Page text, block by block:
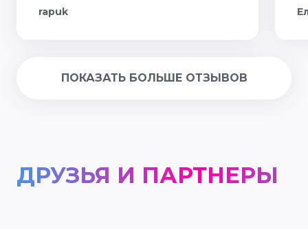
rapuk
ПОКАЗАТЬ БОЛЬШЕ ОТЗЫВОВ
ДРУЗЬЯ И ПАРТНЕРЫ